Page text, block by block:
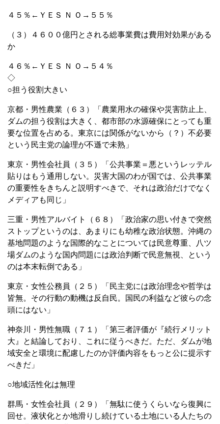
４５％←ＹＥＳ Ｎ Ｏ→５５％
（３）４６００億円とされる総事業費は費用対効果がある
か
４６％←ＹＥＳ Ｎ Ｏ→５４％
◇
○担う役割大きい
京都・男性農業（６３）「農業用水の確保や災害防止上、
ダムの担う役割は大きく、都市部の水源確保にとっても重
要な位置を占める。東京には関係がないから（？）不必要
という民主党の論理が不遜で未熟」
東京・男性会社員（３５）「公共事業＝悪というレッテル
貼りはもう通用しない。災害大国のわが国では、公共事業
の重要性をきちんと説明すべきで、それは政治だけでなく
メディアも同じ」
三重・男性アルバイト（６８）「政治家の思い付きで突然
ストップというのは、あまりにも幼稚な政治状態。沖縄の
基地問題のような国際的なことについては民意尊重、八ツ
場ダムのような国内問題には政治判断で民意無視、という
のは本末転倒である」
東京・女性公務員（２５）「民主党には政治理念や哲学は
皆無。その行動の動機は反自民。国民の利益など彼らの念
頭にはない」
神奈川・男性無職（７１）「第三者評価が『続行メリット
大』と結論しており、これに従うべきだ。ただ、ダムが地
域安全と環境に配慮したのか評価内容をもっと公に提示す
べきだ」
○地域活性化は無理
群馬・女性会社員（２９）「無駄に使うくらいなら復興に
回せ。液状化とか地滑りし続けている土地にいる人たちの